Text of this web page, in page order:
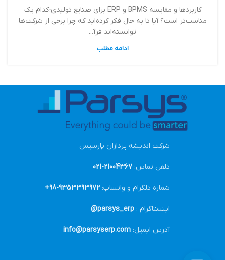
کاربردها و مقایسه BPMS و ERP برای صنایع تولیدی؛ کدام یک
مناسب‌تر است؟ آیا تا به حال فکر کرده‌اید که چرا برخی از شرکت‌ها
توانسته‌اند فرآ...
ادامه مطلب
شرکت اندیشه پردازان پارسیس
تلفن تماس:21004367-021
شماره تلگرام و واتساپ: 9353393972-98+
اینستاگرام : parsys_erp@
آدرس ایمیل: info@parsyserp.com